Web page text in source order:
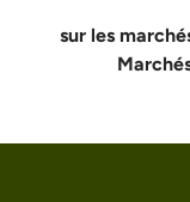
sur les